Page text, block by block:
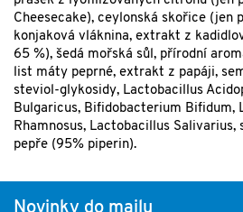
Cheesecake), ceylonská skořice (jen
konjaková vláknina, extrakt z
65 %), šedá mořská sůl, přírodní
list máty peprné, extrakt z papáji,
steviol-glykosidy, Lactobacillus
Bulgaricus, Bifidobacterium Bifidum,
Rhamnosus, Lactobacillus
pepře (95% piperin).